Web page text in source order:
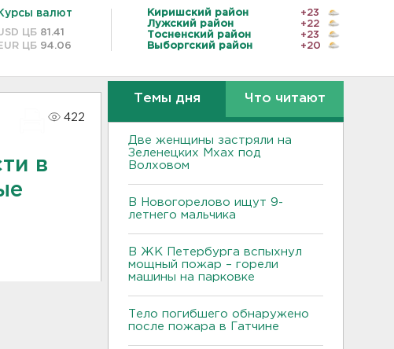
валют
ЦБ 81.41
ЦБ 94.06
Киришский район
+23
Лужский район
+22
Тосненский район
+23
Выборгский район
+20
422
в
Темы дня Что читают
Две женщины застряли на
Зеленецких Мхах под
Волховом
В Новогорелово ищут 9-
летнего мальчика
В ЖК Петербурга вспыхнул
мощный пожар – горели
машины на парковке
Тело погибшего обнаружено
после пожара в Гатчине